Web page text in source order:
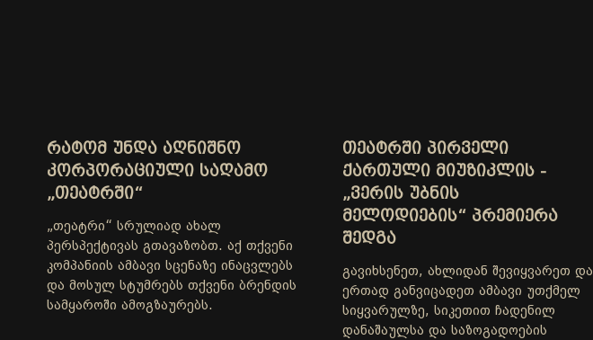
ᲠᲐᲢᲝᲛ ᲣᲜᲓᲐ ᲐᲦᲜᲘᲨᲜᲝ
ᲙᲝᲠᲞᲝᲠᲐᲪᲘᲣᲚᲘ ᲡᲐᲦᲐᲛᲝ
„ᲗᲔᲐᲢᲠᲨᲘ“
„თეატრი“ სრულიად ახალ
პერსპექტივას გთავაზობთ. აქ თქვენი
კომპანიის ამბავი სცენაზე ინაცვლებს
და მოსულ სტუმრებს თქვენი ბრენდის
სამყაროში ამოგზაურებს.
ᲗᲔᲐᲢᲠᲨᲘ ᲞᲘᲠᲕᲔᲚᲘ
ᲥᲐᲠᲗᲣᲚᲘ ᲛᲘᲣᲖᲘᲙᲚᲘᲡ -
„ᲕᲔᲠᲘᲡ ᲣᲑᲜᲘᲡ
ᲛᲔᲚᲝᲓᲘᲔᲑᲘᲡ“ ᲞᲠᲔᲛᲘᲔᲠᲐ
ᲨᲔᲓᲒᲐ
გავიხსენეთ, ახლიდან შევიყვარეთ და
ერთად განვიცადეთ ამბავი უთქმელ
სიყვარულზე, სიკეთით ჩადენილ
დანაშაულსა და საზოგადოების